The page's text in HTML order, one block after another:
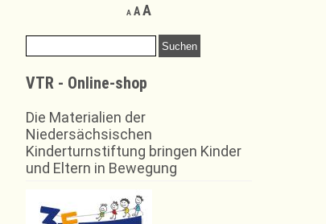
A
Decrease
font
A Reset
size.
A
size.
Suchen
nach:
VTR - Online-shop
Die Materialien der
Niedersächsischen
Kinderturnstiftung bringen Kinder
und Eltern in Bewegung